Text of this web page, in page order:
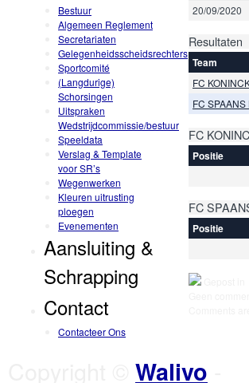
Bestuur
Algemeen Reglement
Secretariaten
Gelegenheidsscheidsrechters
Sportcomité
(Langdurige)
Schorsingen
Uitspraken
Wedstrijdcommissie/bestuur
Speeldata
Verslag & Template
voor SR’s
Wegenwerken
Kleuren uitrusting
ploegen
Evenementen
Aansluiting &
Schrapping
Contact
Contacteer Ons
20/09/2020
Resultaten
Team
FC
FC SPAANS
FC
Positie
FC
Positie
Walivo